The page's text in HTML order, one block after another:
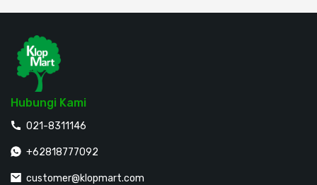
Hubungi Kami
021-8311146
+62818777092
customer@klopmart.com